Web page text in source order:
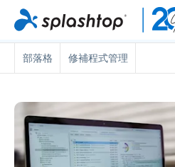
部落格 修補程式管理